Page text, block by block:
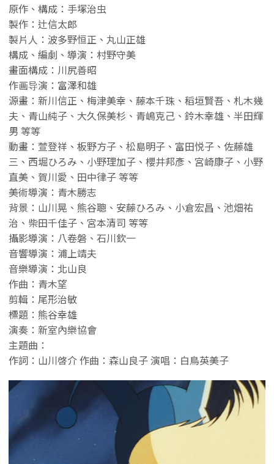
原作、構成：手塚治虫
製作：辻信太郎
製片人：波多野恒正、丸山正雄
構成、編劇、導演：村野守美
畫面構成：川尻善昭
作画导演：富澤和雄
源畫：新川信正、梅津美幸、藤本千珠、稻垣賢吾、札木幾
夫、青山純子、大久保美杉、青嶋克己、鈴木幸雄、半田輝
男 等等
動畫：萱登祥、板野方子、松島明子、富田悦子、佐藤雄
三、西堀ひろみ、小野理加子、櫻井邦彥、宮崎康子、小野
直美、賀川愛、田中律子 等等
美術導演：青木勝志
背景：山川晃、熊谷聰、安藤ひろみ、小倉宏昌、池畑祐
治、柴田千佳子、宮本清司 等等
攝影導演：八卷磐、石川欽一
音響導演：浦上靖夫
音樂導演：北山良
作曲：青木望
剪輯：尾形治敏
標題：熊谷幸雄
演奏：新室內樂協會
主題曲：
作詞：山川啓介 作曲：森山良子 演唱：白鳥英美子